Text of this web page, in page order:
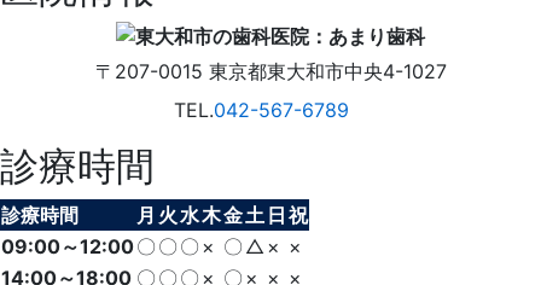
〒207-0015 東京都東大和市中央4-1027
TEL.042-567-6789
診療時間
診療時間 月 火 水木金土 日 祝
09:00～12:00〇 〇 〇 × 〇 △ × ×
14:00～18:00 〇 〇 〇 × 〇 × × ×